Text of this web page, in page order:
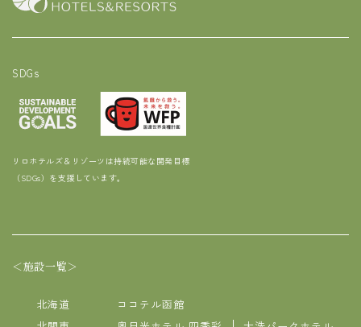
SDGs
リロホテルズ＆リゾーツは持続可能な開発目標
（SDGs）を支援しています。
＜施設一覧＞
北海道
ココテル函館